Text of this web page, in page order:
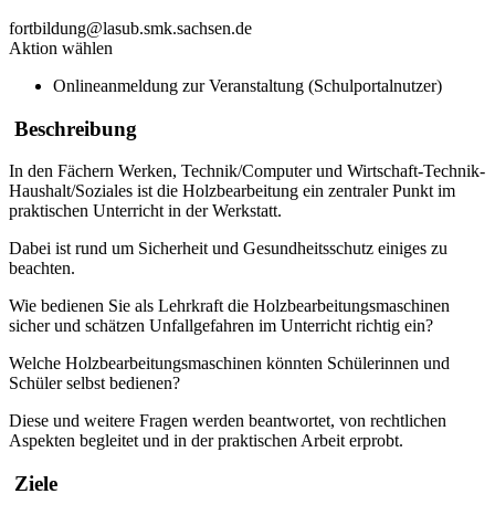
fortbildung@lasub.smk.sachsen.de
Aktion wählen
Onlineanmeldung zur Veranstaltung (Schulportalnutzer)
Beschreibung
In den Fächern Werken, Technik/Computer und Wirtschaft-Technik-
Haushalt/Soziales ist die Holzbearbeitung ein zentraler Punkt im
praktischen Unterricht in der Werkstatt.
Dabei ist rund um Sicherheit und Gesundheitsschutz einiges zu
beachten.
Wie bedienen Sie als Lehrkraft die Holzbearbeitungsmaschinen
sicher und schätzen Unfallgefahren im Unterricht richtig ein?
Welche Holzbearbeitungsmaschinen könnten Schülerinnen und
Schüler selbst bedienen?
Diese und weitere Fragen werden beantwortet, von rechtlichen
Aspekten begleitet und in der praktischen Arbeit erprobt.
Ziele